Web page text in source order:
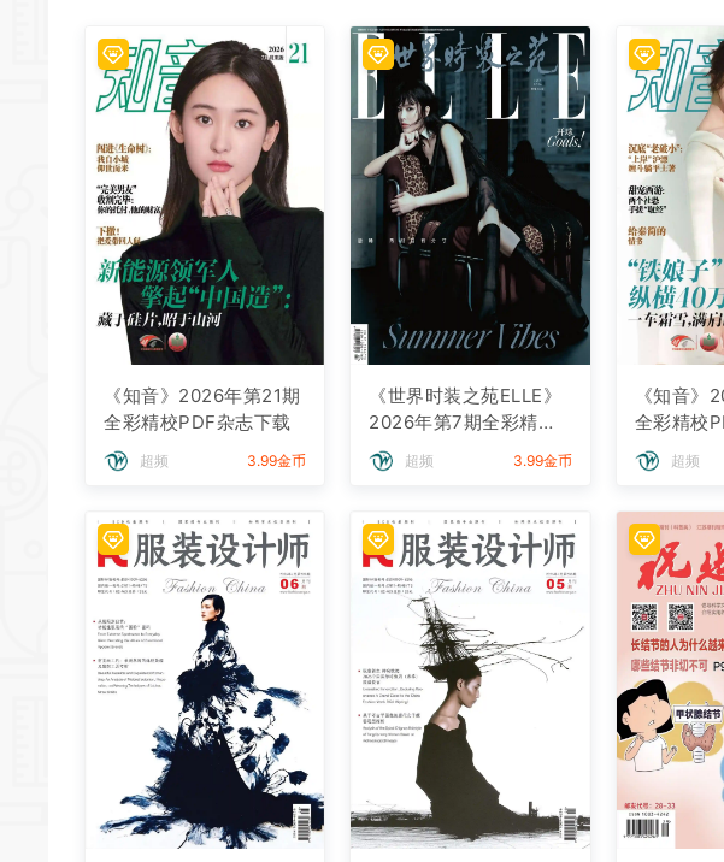
《知音》2026年第21期
全彩精校PDF杂志下载
超频 3.99金币
《世界时装之苑ELLE》
2026年第7期全彩精校P
DF杂志下载
超频 3.99金币
《知音》
全彩精校
超频